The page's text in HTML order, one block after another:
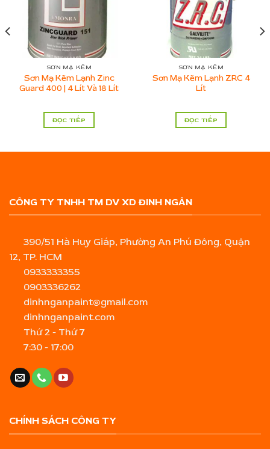
SƠN MẠ KẼM
Sơn Mạ Kẽm Lạnh Zinc
Guard 400 | 4 Lít Và 18 Lít
ĐỌC TIẾP
SƠN MẠ KẼM
Sơn Mạ Kẽm Lạnh ZRC 4
Lít
ĐỌC TIẾP
CÔNG TY TNHH TM DV XD ĐINH NGÂN
390/51 Hà Huy Giáp, Phường An Phú Đông, Quận
12, TP. HCM
0933333355
0903336262
dinhnganpaint@gmail.com
dinhnganpaint.com
Thứ 2 - Thứ 7
7:30 - 17:00
CHÍNH SÁCH CÔNG TY